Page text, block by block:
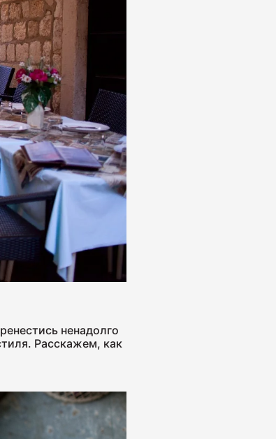
Сальчичон
"Краковская"
ненадолго
Расскажем, как